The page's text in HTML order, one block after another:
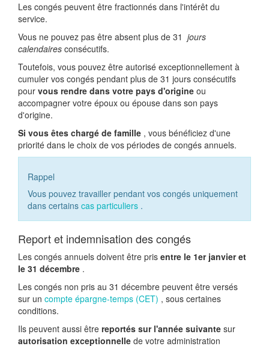
Les congés peuvent être fractionnés dans l'intérêt du
service.
Vous ne pouvez pas être absent plus de 31 jours
calendaires consécutifs.
Toutefois, vous pouvez être autorisé exceptionnellement à
cumuler vos congés pendant plus de 31 jours consécutifs
pour vous rendre dans votre pays d'origine ou
accompagner votre époux ou épouse dans son pays
d'origine.
Si vous êtes chargé de famille , vous bénéficiez d'une
priorité dans le choix de vos périodes de congés annuels.
Rappel
Vous pouvez travailler pendant vos congés uniquement
dans certains cas particuliers .
Report et indemnisation des congés
Les congés annuels doivent être pris entre le 1er janvier et
le 31 décembre .
Les congés non pris au 31 décembre peuvent être versés
sur un compte épargne-temps (CET) , sous certaines
conditions.
Ils peuvent aussi être reportés sur l'année suivante sur
autorisation exceptionnelle de votre administration